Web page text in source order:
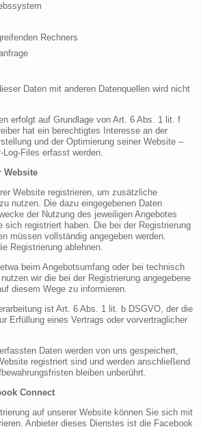
Rechners
Daten mit anderen Datenquellen wird nicht
erfolgt auf Grundlage von Art. 6 Abs. 1 lit. f
hat ein berechtigtes Interesse an der
und der Optimierung seiner Website –
Files erfasst werden.
Website
Website registrieren, um zusätzliche
nutzen. Die dazu eingegebenen Daten
der Nutzung des jeweiligen Angebotes
sich registriert haben. Die bei der Registrierung
müssen vollständig angegeben werden.
Registrierung ablehnen.
beim Angebotsumfang oder bei technisch
wir die bei der Registrierung angegebene
diesem Wege zu informieren.
ist Art. 6 Abs. 1 lit. b DSGVO, der die
Erfüllung eines Vertrags oder vorvertraglicher
Daten werden von uns gespeichert,
registriert sind und werden anschließend
bleiben unberührt.
Connect
auf unserer Website können Sie sich mit
Anbieter dieses Dienstes ist die Facebook